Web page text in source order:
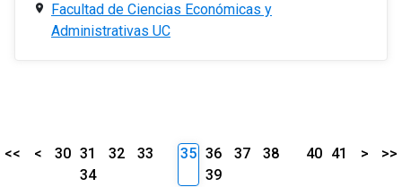
Facultad de Ciencias Económicas y
Administrativas UC
<< < 30 31 32
33
34
35 36 37
38
39
40 41 > >>